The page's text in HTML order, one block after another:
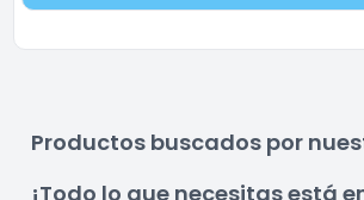
Productos buscados por
¡Todo lo que necesitas está